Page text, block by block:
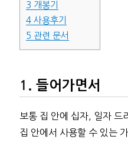
3 개봉기
4사용후기
5 관련 문서
들어가면서
보통 집 안에 십자, 일자 드
집 안에서 사용할 수 있는